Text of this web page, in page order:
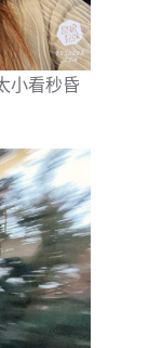
小看秒昏